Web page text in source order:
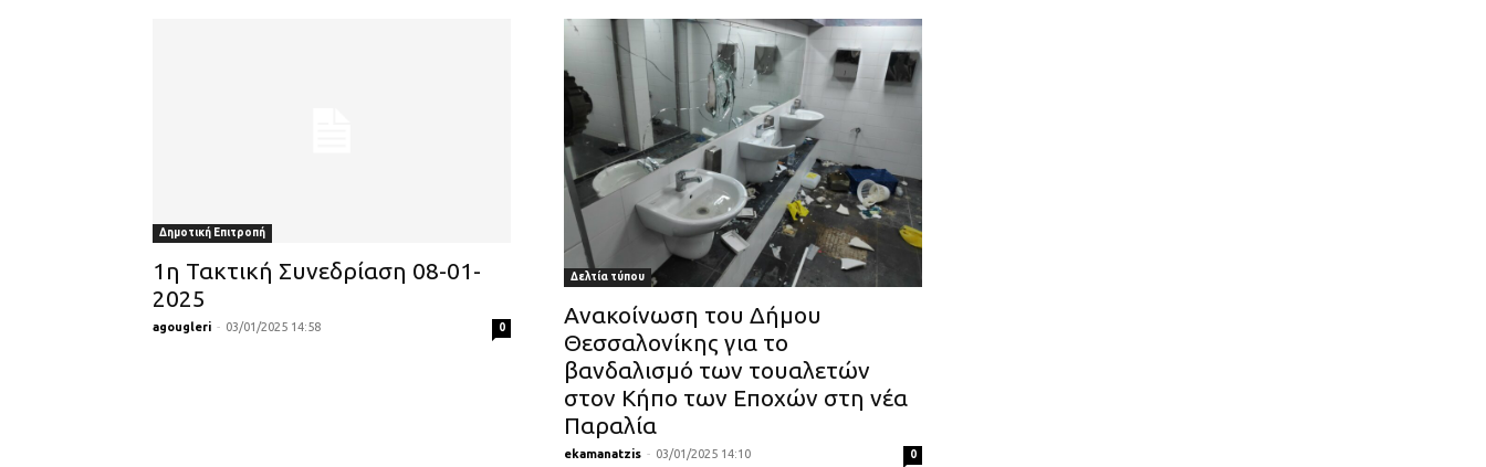
Δημοτική Επιτροπή
1η Τακτική Συνεδρίαση 08-01-
2025
agougleri - 03/01/2025 14:58 0
Δελτία τύπου
Ανακοίνωση του Δήμου
Θεσσαλονίκης για το
βανδαλισμό των τουαλετών
στον Κήπο των Εποχών στη νέα
Παραλία
ekamanatzis - 03/01/2025 14:10 0